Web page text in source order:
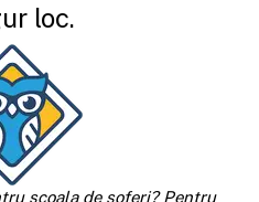
loc.
școala de șoferi? Pentru